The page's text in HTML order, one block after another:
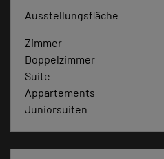
Ausstellungsfläche
Zimmer
Doppelzimmer
Suite
Appartements
Juniorsuiten